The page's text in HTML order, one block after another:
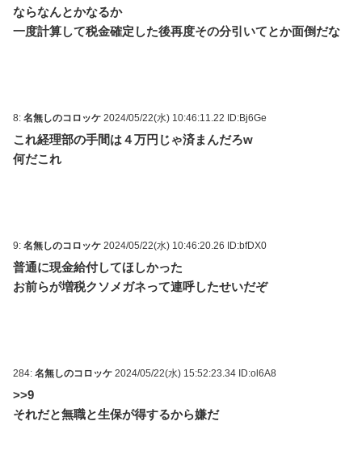
ならなんとかなるか
一度計算して税金確定した後再度その分引いてとか面倒だな
8: 名無しのコロッケ 2024/05/22(水) 10:46:11.22 ID:Bj6Ge
これ経理部の手間は４万円じゃ済まんだろw
何だこれ
9: 名無しのコロッケ 2024/05/22(水) 10:46:20.26 ID:bfDX0
普通に現金給付してほしかった
お前らが増税クソメガネって連呼したせいだぞ
284: 名無しのコロッケ 2024/05/22(水) 15:52:23.34 ID:ol6A8
>>9
それだと無職と生保が得するから嫌だ